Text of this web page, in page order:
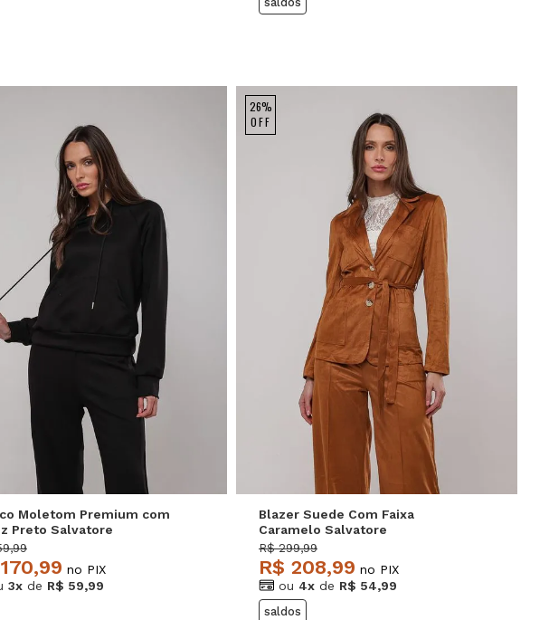
Moletom Premium com
Preto Salvatore
no PIX
3x de R$ 59,99
26%
OFF
M
Blazer Suede Com Faixa
Caramelo Salvatore
R$ 299,99
R$ 208,99 no PIX
ou 4x de R$ 54,99
saldos